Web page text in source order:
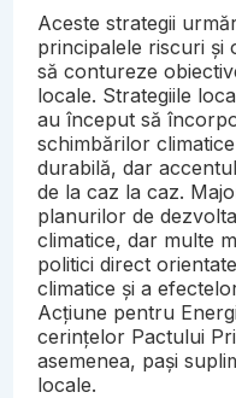
Aceste strategii
principalele riscuri și
să contureze
locale. Strategiile
au început să
schimbărilor
durabilă, dar
de la caz la caz.
planurilor de
climatice, dar multe
politici direct
climatice și a
Acțiune pentru
cerințelor Pactului
asemenea, pași
locale.